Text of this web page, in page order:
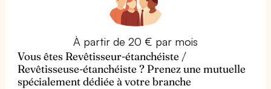
À partir de 20 € par mois
Vous êtes Revêtisseur-étanchéiste /
Revêtisseuse-étanchéiste ? Prenez une mutuelle
spécialement dédiée à votre branche